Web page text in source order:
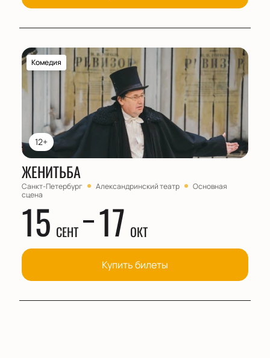
12+
Комедия
ЖЕНИТЬБА
Санкт-Петербург Александринский театр
Основная
сцена
15 СЕНТ 17 ОКТ
Купить билеты